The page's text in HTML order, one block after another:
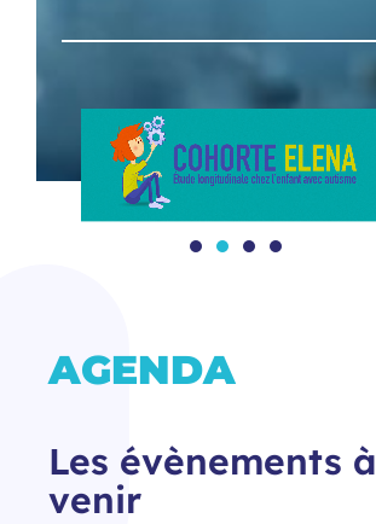
AGENDA
Les évènements à
venir